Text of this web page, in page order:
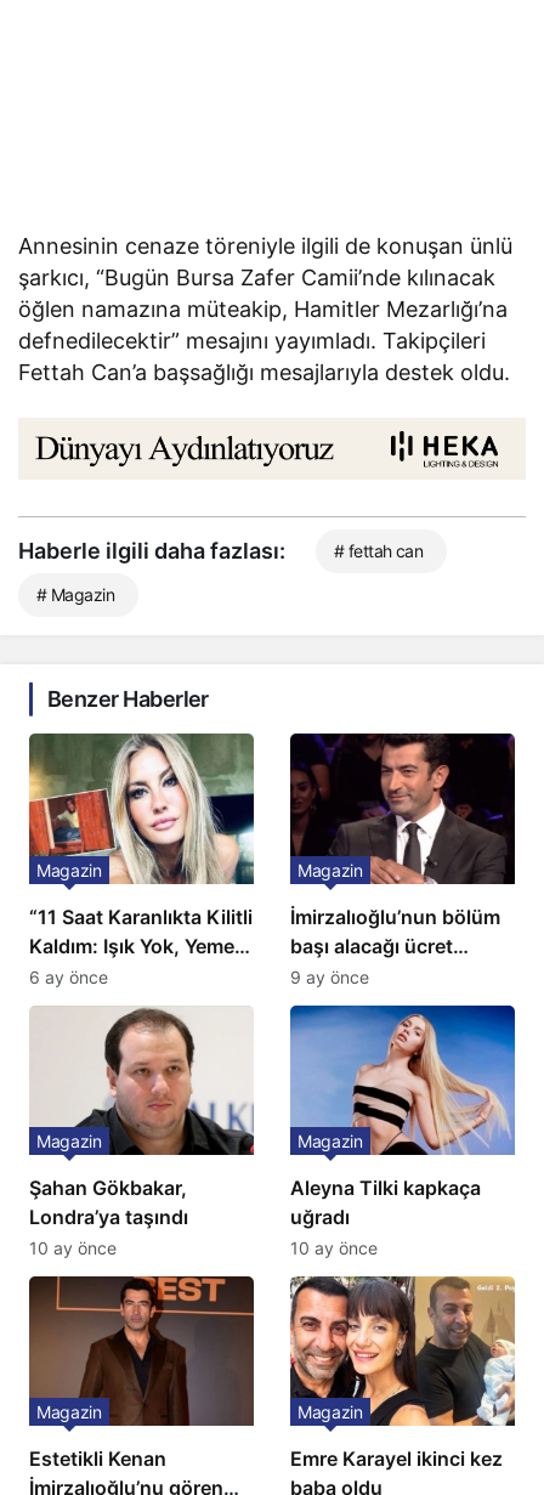
Annesinin cenaze töreniyle ilgili de konuşan ünlü
şarkıcı, “Bugün Bursa Zafer Camii’nde kılınacak
öğlen namazına müteakip, Hamitler Mezarlığı’na
defnedilecektir” mesajını yayımladı. Takipçileri
Fettah Can’a başsağlığı mesajlarıyla destek oldu.
Haberle ilgili daha fazlası: # fettah can
# Magazin
Benzer Haberler
“11 Saat Karanlıkta Kilitli
Kaldım: Işık Yok, Yemek
Yok, Tuvalet Yok!”
Çağla Şikel’den Şok
Magazin
6 ay önce
İmirzalıoğlu’nun bölüm
başı alacağı ücret
Türkiye’de bir ilk:
Gözünü 2 ilçeye dikti!
Magazin
9 ay önce
Şahan Gökbakar,
Londra’ya taşındı
Magazin
10 ay önce
Aleyna Tilki kapkaça
uğradı
Magazin
10 ay önce
Estetikli Kenan
İmirzalıoğlu’nu gören
Magazin
Emre Karayel ikinci kez
baba oldu
Magazin